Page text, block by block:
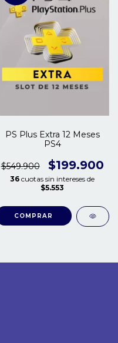
PS Plus Extra 12 Meses
PS4
$549.900 $199.900
36 cuotas sin intereses de
$5.553